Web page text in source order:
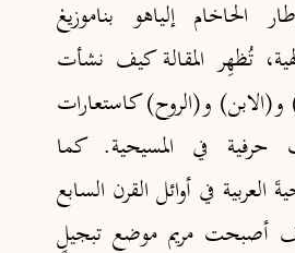
الحاخام إلياهو بناموزيغ
تُظهِر المقالة كيف نشأت
و(الروح) كاستعارات
في المسيحية. كما
العربية في أوائل القرن السابع
أصبحت مريم موضع تبجيلٍ